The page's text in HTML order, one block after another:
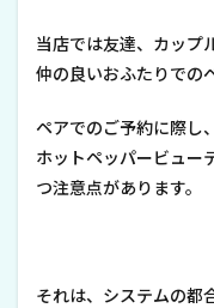
当店では友達、カップ
仲の良いおふたりでの
ペアでのご予約に際し、
ホットペッパービュー
つ注意点があります。
それは、システムの都